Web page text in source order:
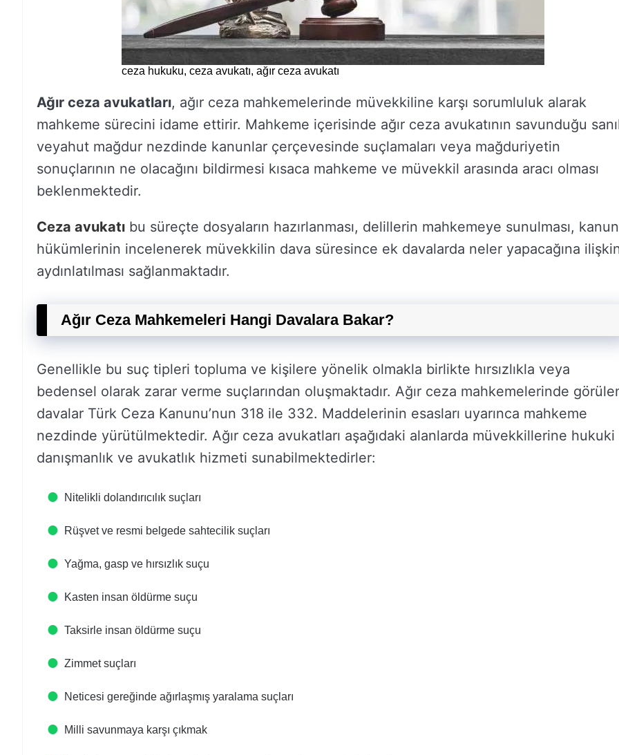
ceza hukuku, ceza avukatı, ağır ceza avukatı
Ağır ceza avukatları, ağır ceza mahkemelerinde müvekkiline karşı sorumluluk alarak
mahkeme sürecini idame ettirir. Mahkeme içerisinde ağır ceza avukatının savunduğu
veyahut mağdur nezdinde kanunlar çerçevesinde suçlamaları veya mağduriyetin
sonuçlarının ne olacağını bildirmesi kısaca mahkeme ve müvekkil arasında aracı olması
beklenmektedir.
Ceza avukatı bu süreçte dosyaların hazırlanması, delillerin mahkemeye sunulması, kanun
hükümlerinin incelenerek müvekkilin dava süresince ek davalarda neler yapacağına
aydınlatılması sağlanmaktadır.
Ağır Ceza Mahkemeleri Hangi Davalara Bakar?
Genellikle bu suç tipleri topluma ve kişilere yönelik olmakla birlikte hırsızlıkla veya
bedensel olarak zarar verme suçlarından oluşmaktadır. Ağır ceza mahkemelerinde
davalar Türk Ceza Kanunu’nun 318 ile 332. Maddelerinin esasları uyarınca mahkeme
nezdinde yürütülmektedir. Ağır ceza avukatları aşağıdaki alanlarda müvekkillerine hukuki
danışmanlık ve avukatlık hizmeti sunabilmektedirler:
Nitelikli dolandırıcılık suçları
Rüşvet ve resmi belgede sahtecilik suçları
Yağma, gasp ve hırsızlık suçu
Kasten insan öldürme suçu
Taksirle insan öldürme suçu
Zimmet suçları
Neticesi gereğinde ağırlaşmış yaralama suçları
Milli savunmaya karşı çıkmak